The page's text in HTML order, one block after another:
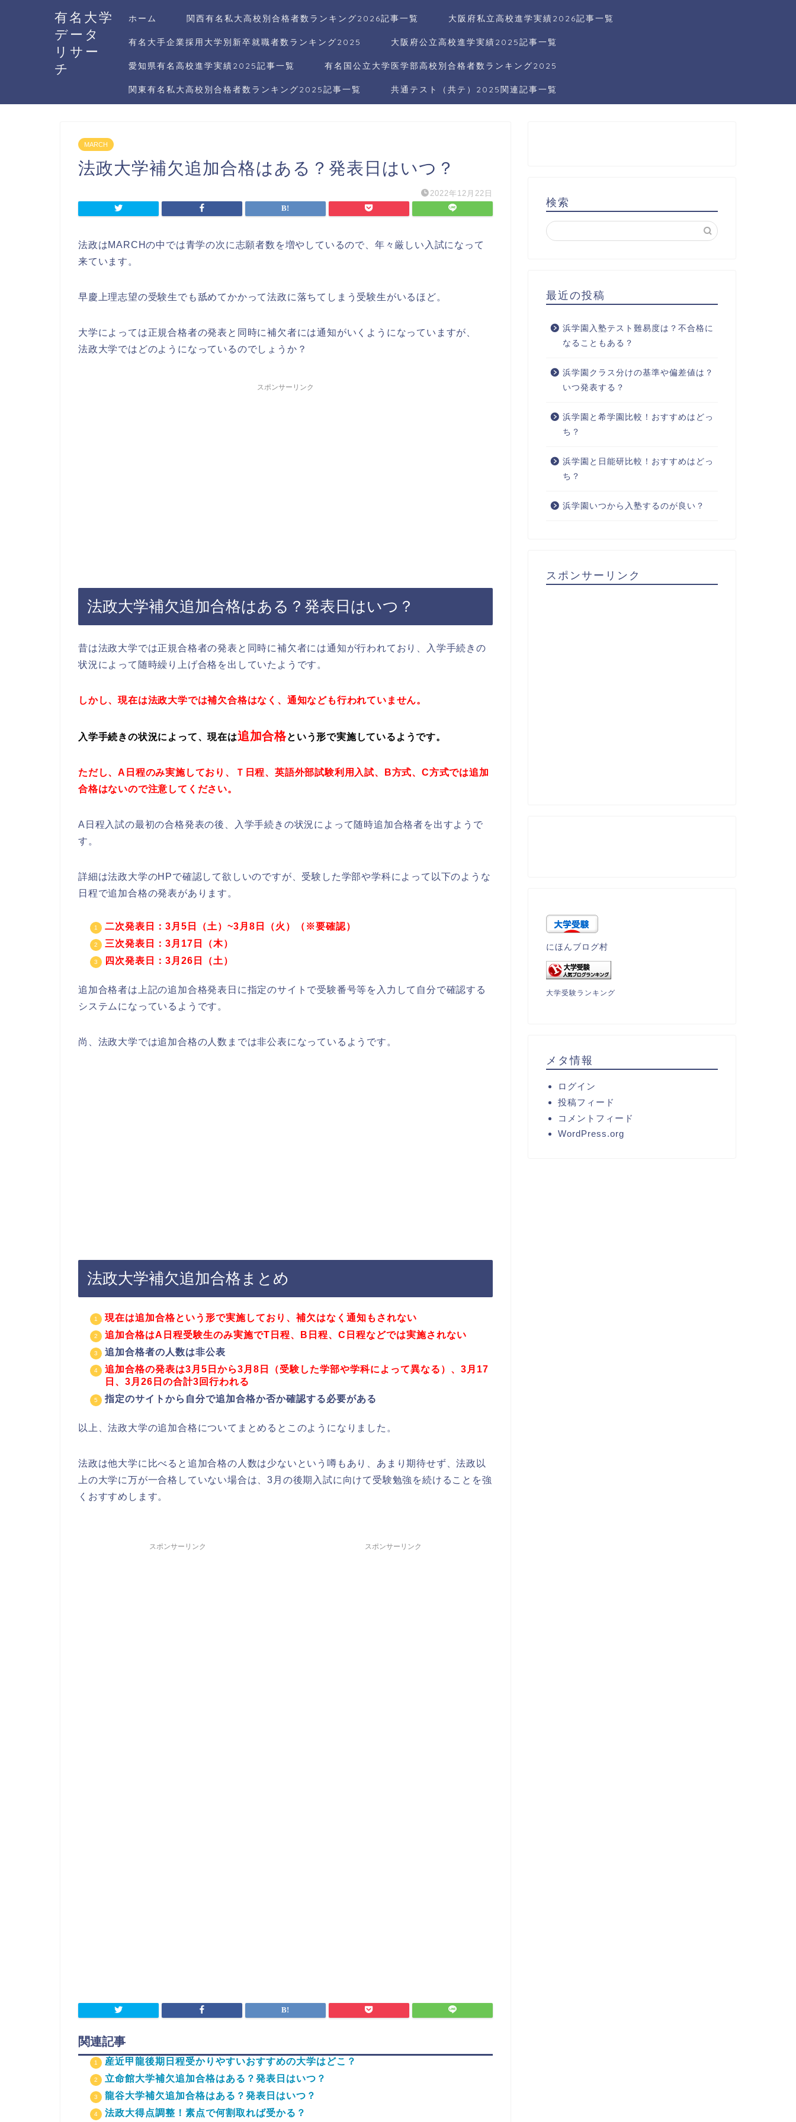
有名大学
データ
リサー
チ
ホーム 関西有名私大高校別合格者数ランキング2026記事一覧 大阪府私立高校進学実績2026記事一覧
有名大手企業採用大学別新卒就職者数ランキング2025 大阪府公立高校進学実績2025記事一覧
愛知県有名高校進学実績2025記事一覧 有名国公立大学医学部高校別合格者数ランキング2025
関東有名私大高校別合格者数ランキング2025記事一覧 共通テスト（共テ）2025関連記事一覧
MARCH
法政大学補欠追加合格はある？発表日はいつ？
2022年12月22日
法政はMARCHの中では青学の次に志願者数を増やしているので、年々厳しい入試になって
来ています。
早慶上理志望の受験生でも舐めてかかって法政に落ちてしまう受験生がいるほど。
大学によっては正規合格者の発表と同時に補欠者には通知がいくようになっていますが、
法政大学ではどのようになっているのでしょうか？
スポンサーリンク
法政大学補欠追加合格はある？発表日はいつ？
昔は法政大学では正規合格者の発表と同時に補欠者には通知が行われており、入学手続きの
状況によって随時繰り上げ合格を出していたようです。
しかし、現在は法政大学では補欠合格はなく、通知なども行われていません。
入学手続きの状況によって、現在は追加合格という形で実施しているようです。
ただし、A日程のみ実施しており、Ｔ日程、英語外部試験利用入試、B方式、C方式では追加
合格はないので注意してください。
A日程入試の最初の合格発表の後、入学手続きの状況によって随時追加合格者を出すようで
す。
詳細は法政大学のHPで確認して欲しいのですが、受験した学部や学科によって以下のような
日程で追加合格の発表があります。
二次発表日：3月5日（土）~3月8日（火）（※要確認）
三次発表日：3月17日（木）
四次発表日：3月26日（土）
追加合格者は上記の追加合格発表日に指定のサイトで受験番号等を入力して自分で確認する
システムになっているようです。
尚、法政大学では追加合格の人数までは非公表になっているようです。
法政大学補欠追加合格まとめ
現在は追加合格という形で実施しており、補欠はなく通知もされない
追加合格はA日程受験生のみ実施でT日程、B日程、C日程などでは実施されない
追加合格者の人数は非公表
追加合格の発表は3月5日から3月8日（受験した学部や学科によって異なる）、3月17
日、3月26日の合計3回行われる
指定のサイトから自分で追加合格か否か確認する必要がある
以上、法政大学の追加合格についてまとめるとこのようになりました。
法政は他大学に比べると追加合格の人数は少ないという噂もあり、あまり期待せず、法政以
上の大学に万が一合格していない場合は、3月の後期入試に向けて受験勉強を続けることを強
くおすすめします。
スポンサーリンク スポンサーリンク
関連記事
産近甲龍後期日程受かりやすいおすすめの大学はどこ？
立命館大学補欠追加合格はある？発表日はいつ？
龍谷大学補欠追加合格はある？発表日はいつ？
法政大得点調整！素点で何割取れば受かる？
検索
最近の投稿
浜学園入塾テスト難易度は？不合格に
なることもある？
浜学園クラス分けの基準や偏差値は？
いつ発表する？
浜学園と希学園比較！おすすめはどっ
ち？
浜学園と日能研比較！おすすめはどっ
ち？
浜学園いつから入塾するのが良い？
スポンサーリンク
にほんブログ村
大学受験ランキング
メタ情報
ログイン
投稿フィード
コメントフィード
WordPress.org